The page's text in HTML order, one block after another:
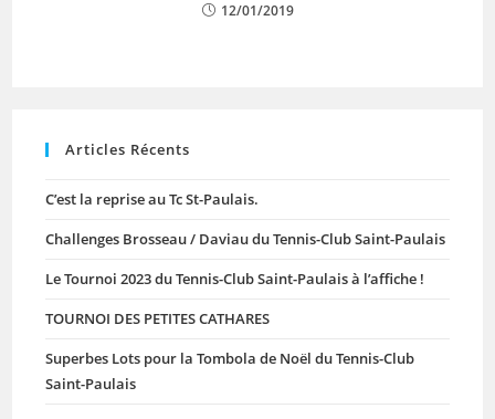
12/01/2019
Articles Récents
C’est la reprise au Tc St-Paulais.
Challenges Brosseau / Daviau du Tennis-Club Saint-Paulais
Le Tournoi 2023 du Tennis-Club Saint-Paulais à l’affiche !
TOURNOI DES PETITES CATHARES
Superbes Lots pour la Tombola de Noël du Tennis-Club
Saint-Paulais